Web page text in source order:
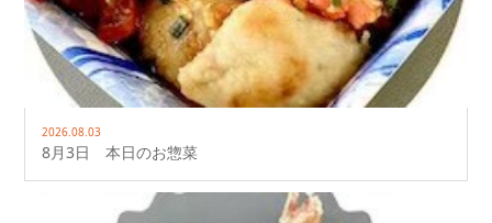
2026.08.03
8月3日 本日のお惣菜